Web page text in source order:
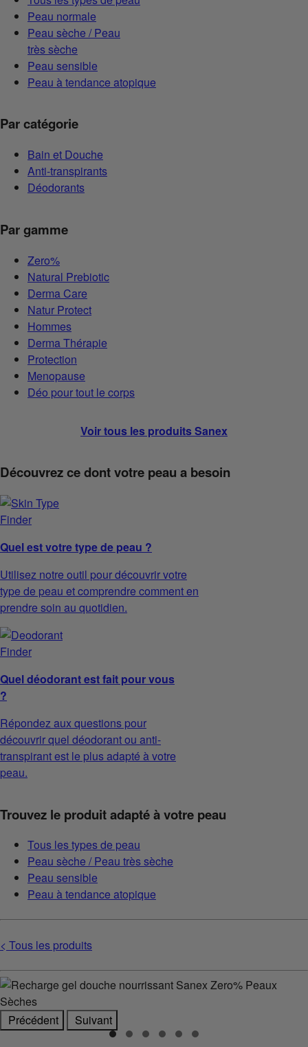
Peau normale
Peau sèche / Peau
très sèche
Peau sensible
Peau à tendance atopique
Par catégorie
Bain et Douche
Anti-transpirants
Déodorants
Par gamme
Zero%
Natural Prebiotic
Derma Care
Natur Protect
Hommes
Derma Thérapie
Protection
Menopause
Déo pour tout le corps
Voir tous les produits Sanex
Découvrez ce dont votre peau a besoin
Quel est votre type de peau ?
Utilisez notre outil pour découvrir votre
type de peau et comprendre comment en
prendre soin au quotidien.
Quel déodorant est fait pour vous
?
Répondez aux questions pour
découvrir quel déodorant ou anti-
transpirant est le plus adapté à votre
peau.
Trouvez le produit adapté à votre peau
Tous les types de peau
Peau sèche / Peau très sèche
Peau sensible
Peau à tendance atopique
< Tous les produits
Précédent Suivant